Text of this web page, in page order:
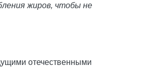
жиров, чтобы не
отечественными